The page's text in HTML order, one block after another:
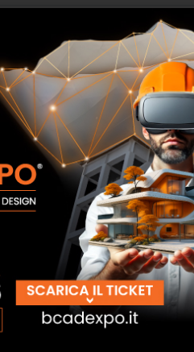
Generatore di schiuma kit cemento
cellulare 400V (1 compressore)
Tecno Edil Sistem
SCOPRI